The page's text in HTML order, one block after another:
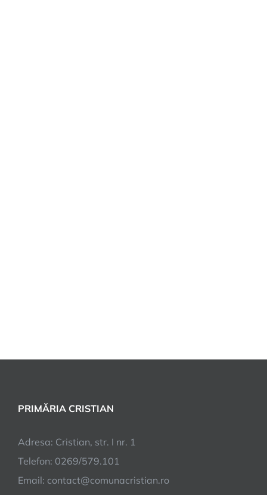
PRIMĂRIA CRISTIAN
Adresa: Cristian, str. I nr. 1
Telefon: 0269/579.101
Email: contact@comunacristian.ro